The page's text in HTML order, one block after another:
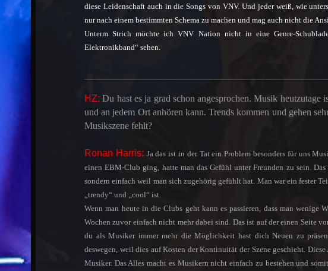
diese Leidenschaft auch in die Songs von VNV. Und jeder weiß, wie
nur nach einem bestimmten Schema zu machen und mag auch nicht die
Unterm Strich möchte ich VNV Nation nicht in eine Genre-
Elektronikband“ sehen.
HZ:Du hast es ja grad schon angesprochen. Musik
und an jedem Ort anhören kann. Trends kommen und gehen
Musikszene fehlt?
Ronan Harris: Ja das ist in der Tat ein Problem besonders für uns
einen EBM-Club ging, hatte man das Gefühl unter Freunden zu sein.
sondern einfach weil man sich zugehörig gefühlt hat. Man war ein fester
„trendy“ und „cool“ ist.
Wenn man heute in die Clubs geht kann es passieren, dass man
Wochen zuvor einfach nicht mehr dabei sind. Das ist auf der einen Seite
du als Musiker immer mehr die Möglichkeit hast dich Neuen zu
deswegen, weil dies auf Kosten der Kontinuität der Szene geschieht.
Musiker. Das Alles macht es Musikern nicht einfach zu bestehen und